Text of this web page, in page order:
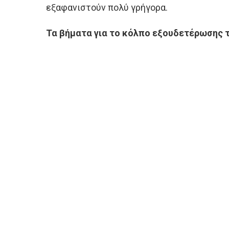
εξαφανιστούν πολύ γρήγορα.
Τα βήματα για το κόλπο εξουδετέρωσης